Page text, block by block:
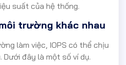
suất của hệ thống.
trường khác nhau
làm việc, IOPS có thể chịu
Dưới đây là một số ví dụ.